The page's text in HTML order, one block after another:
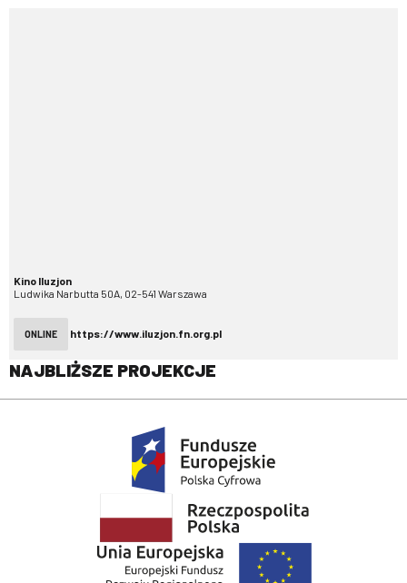
Kino Iluzjon
Ludwika Narbutta 50A, 02-541 Warszawa
ONLINE https://www.iluzjon.fn.org.pl
NAJBLIŻSZE PROJEKCJE